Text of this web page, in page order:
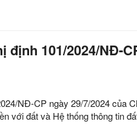
định 101/2024/NĐ-
NĐ-CP ngày 29/7/2024 của
với đất và Hệ thống thông tin